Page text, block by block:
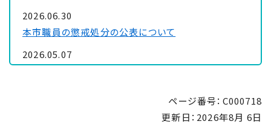
2026.06.30
本市職員の懲戒処分の公表について
2026.05.07
「南さつま市DX推進基本計画」の公表について
ページ番号：C000718
更新日： 2026年8月 6日